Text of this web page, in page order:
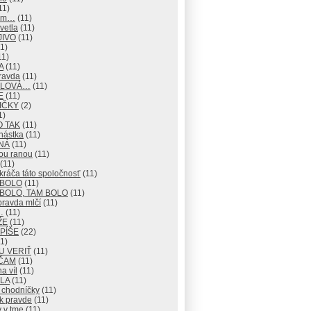
(11)
(11)
(11)
(11)
(11)
(11)
(11)
(2)
TAK (11)
(11)
(11)
ranou (11)
táto spoločnosť (11)
(11)
TAM BOLO (11)
mlčí (11)
(11)
(11)
(22)
VERIŤ (11)
(11)
víl (11)
(11)
(11)
pravde (11)